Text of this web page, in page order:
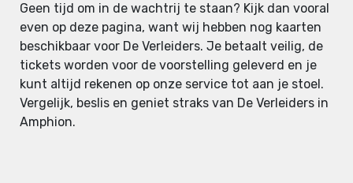
Geen tijd om in de wachtrij te staan? Kijk dan vooral
even op deze pagina, want wij hebben nog kaarten
beschikbaar voor De Verleiders. Je betaalt veilig, de
tickets worden voor de voorstelling geleverd en je
kunt altijd rekenen op onze service tot aan je stoel.
Vergelijk, beslis en geniet straks van De Verleiders in
Amphion.